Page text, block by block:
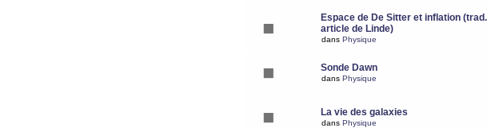
Espace de De Sitter et inflation (trad.
article de Linde)
dans Physique
Sonde Dawn
dans Physique
La vie des galaxies
dans Physique